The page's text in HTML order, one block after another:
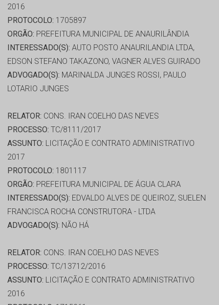
2016
PROTOCOLO: 1705897
ORGÃO: PREFEITURA MUNICIPAL DE ANAURILÂNDIA
INTERESSADO(S): AUTO POSTO ANAURILANDIA LTDA,
EDSON STEFANO TAKAZONO, VAGNER ALVES GUIRADO
ADVOGADO(S): MARINALDA JUNGES ROSSI, PAULO
LOTARIO JUNGES
RELATOR: CONS. IRAN COELHO DAS NEVES
PROCESSO: TC/8111/2017
ASSUNTO: LICITAÇÃO E CONTRATO ADMINISTRATIVO
2017
PROTOCOLO: 1801117
ORGÃO: PREFEITURA MUNICIPAL DE ÁGUA CLARA
INTERESSADO(S): EDVALDO ALVES DE QUEIROZ, SUELEN
FRANCISCA ROCHA CONSTRUTORA - LTDA
ADVOGADO(S): NÃO HÁ
RELATOR: CONS. IRAN COELHO DAS NEVES
PROCESSO: TC/13712/2016
ASSUNTO: LICITAÇÃO E CONTRATO ADMINISTRATIVO
2016